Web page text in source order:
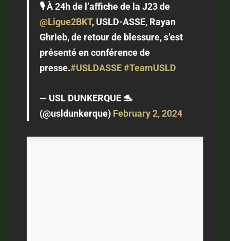
🎙️ À 24h de l’affiche de la J23 de
@Ligue2BKT, USLD-ASSE, Rayan
Ghrieb, de retour de blessure, s’est
présenté en conférence de
presse.#USLDASSE #TeamUSLD
— USL DUNKERQUE 🐬
(@usldunkerque) February 2, 2024